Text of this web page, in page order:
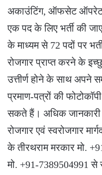
अकाउंटिंग, ऑफसेट
एक पद के लिए भर्ती की
के माध्यम से 72 पदों पर
रोजगार प्राप्त करने के
उत्तीर्ण होने के साथ अपने
प्रमाण-पत्रों की
सकते हैं। अधिक जानकारी
रोजगार एवं स्वरोजगार
के तीरथराम मरकार मो.
मो. +91-7389504991